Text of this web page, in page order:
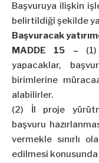
Başvuruya ilişkin
belirtildiği şekilde
Başvuracak
MADDE 15 – (1)
yapacaklar,
birimlerine
alabilirler.
(2) İl proje
başvuru
vermekle sınırlı
edilmesi